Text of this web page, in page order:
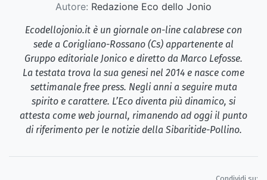
Autore: Redazione Eco dello Jonio
Ecodellojonio.it è un giornale on-line calabrese con
sede a Corigliano-Rossano (Cs) appartenente al
Gruppo editoriale Jonico e diretto da Marco Lefosse.
La testata trova la sua genesi nel 2014 e nasce come
settimanale free press. Negli anni a seguire muta
spirito e carattere. L’Eco diventa più dinamico, si
attesta come web journal, rimanendo ad oggi il punto
di riferimento per le notizie della Sibaritide-Pollino.